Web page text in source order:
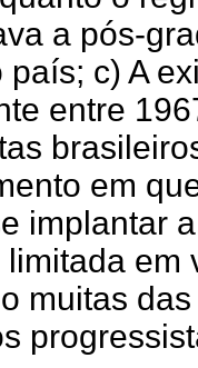
a pós-
país; c) A
entre
em
implantar
em
muitas